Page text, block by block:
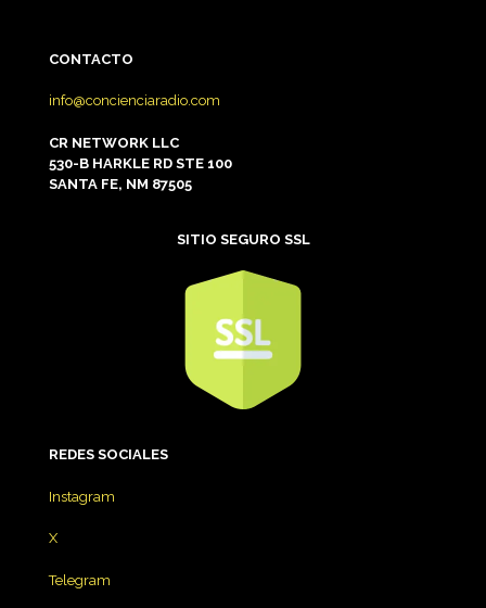
CONTACTO
info@concienciaradio.com
CR NETWORK LLC
530-B HARKLE RD STE 100
SANTA FE, NM 87505
SITIO SEGURO SSL
REDES SOCIALES
Instagram
X
Telegram